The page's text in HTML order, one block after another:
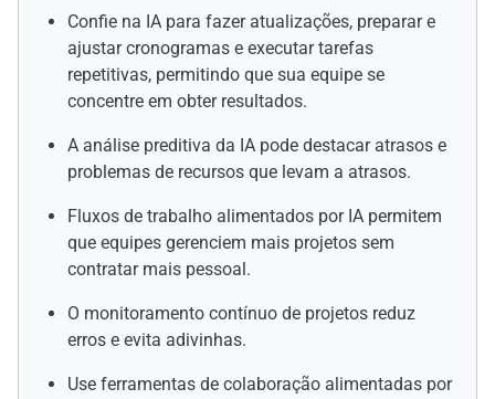
Confie na IA para fazer atualizações, preparar e
ajustar cronogramas e executar tarefas
repetitivas, permitindo que sua equipe se
concentre em obter resultados.
A análise preditiva da IA pode destacar atrasos e
problemas de recursos que levam a atrasos.
Fluxos de trabalho alimentados por IA permitem
que equipes gerenciem mais projetos sem
contratar mais pessoal.
O monitoramento contínuo de projetos reduz
erros e evita adivinhas.
Use ferramentas de colaboração alimentadas por